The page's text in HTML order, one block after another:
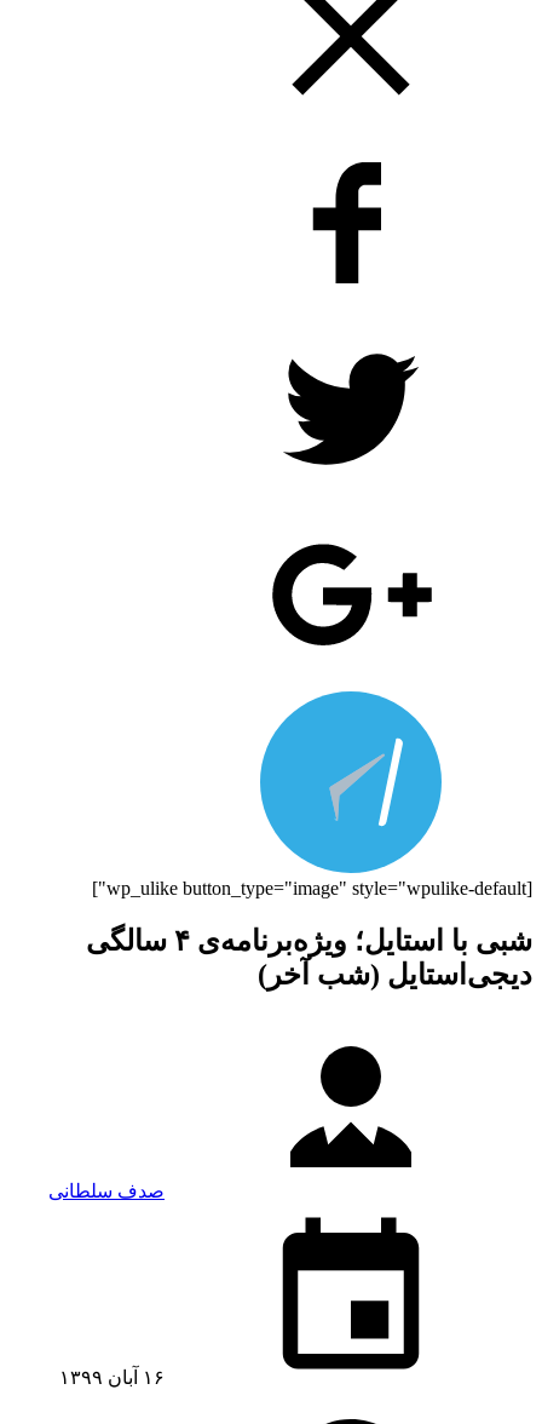
[wp_ulike button_type="image" style="wpulike-default"]
شبی با استایل؛ ویژه‌برنامه‌ی ۴ سالگی
دیجی‌استایل (شب آخر)
صدف سلطانی
۱۶ آبان ۱۳۹۹